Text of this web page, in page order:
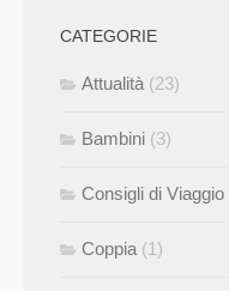
CATEGORIE
Attualità (23)
Bambini (3)
Consigli di Viaggio
Coppia (1)